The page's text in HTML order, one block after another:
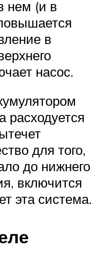
нем (и в
в
насос.
расходуется
для того,
до нижнего
включится
эта система.